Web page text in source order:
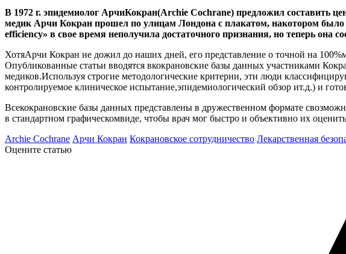
В 1972 г. эпидемиолог АрчиКокран(Archie Cochrane) предложил составить
медик Арчи Кокран прошел по улицам Лондона с плакатом, накотором
efficiency» в свое время неполучила достаточного признания, но теперь она
ХотяАрчи Кокран не дожил до наших дней, его представление о точной на
Опубликованные статьи вводятся вкокрановские базы данных участниками
медиков.Используя строгие методологические критерии, эти люди
контролируемое клиническое испытание,эпидемиологический обзор ит.д.) и
Всекокрановские базы данных представлены в дружественном формате
в стандартном графическомвиде, чтобы врач мог быстро и объективно их
Archie Cochrane Арчи Кокран Кокрановское сотрудничество Лекарственная
Оцените статью